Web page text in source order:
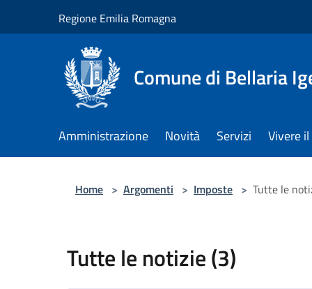
Regione Emilia Romagna
Comune di Bellaria
Amministrazione Novità Servizi Vivere
Home > Argomenti > Imposte > Tutte le
Tutte le notizie (3)